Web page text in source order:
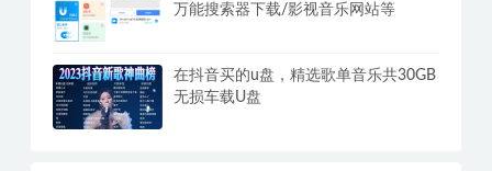
万能搜索器下载/影视音乐网站等
在抖音买的u盘，精选歌单音乐共30GB
无损车载U盘